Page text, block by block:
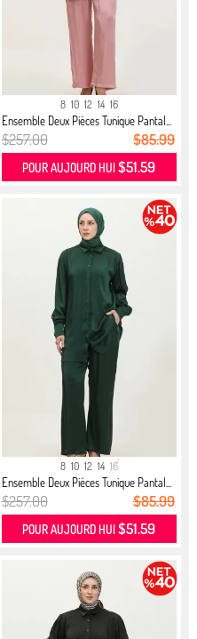
8 10 12 14 16
Ensemble Deux Pièces Tunique Pantal...
$257.00 $85.99
POUR AUJOURD HUI$51.59
8 10 12 14 16
Ensemble Deux Pièces Tunique Pantal...
$257.00 $85.99
POUR AUJOURD HUI$51.59